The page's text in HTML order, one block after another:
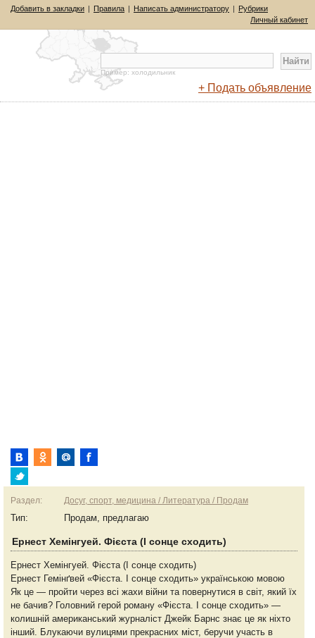
Добавить в закладки | Правила | Написать администратору | Рубрики
Личный кабинет
Пример: холодильник
+ Подать объявление
Раздел: Досуг, спорт, медицина / Литература / Продам
Тип: Продам, предлагаю
Ернест Хемінгуей. Фієста (І сонце сходить)
Ернест Хемінгуей. Фієста (І сонце сходить)
Ернест Гемінґвей «Фієста. І сонце сходить» українською мовою
Як це — пройти через всі жахи війни та повернутися в світ, який їх
не бачив? Головний герой роману «Фієста. І сонце сходить» —
колишній американський журналіст Джейк Барнс знає це як ніхто
інший. Блукаючи вулицями прекрасних міст, беручи участь в